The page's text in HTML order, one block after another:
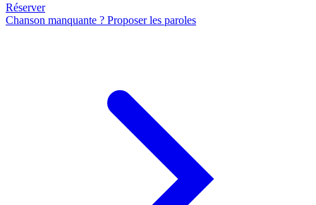
Réserver
Chanson manquante ? Proposer les paroles